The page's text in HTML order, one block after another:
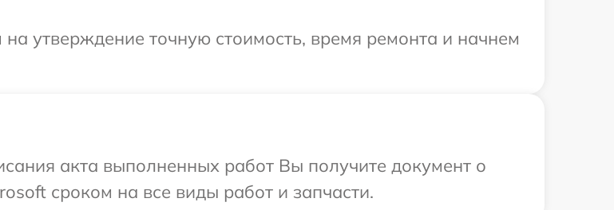
утверждение точную стоимость, время ремонта и начнем
акта выполненных работ Вы получите документ о
сроком на все виды работ и запчасти.